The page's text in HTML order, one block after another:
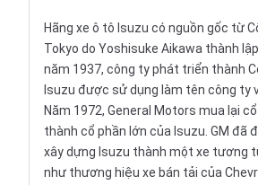
Hãng xe ô tô Isuzu có nguồn gốc từ
Tokyo do Yoshisuke Aikawa thành
năm 1937, công ty phát triển thành
Isuzu được sử dụng làm tên công ty
Năm 1972, General Motors mua lại
thành cổ phần lớn của Isuzu. GM đã
xây dựng Isuzu thành một xe tương
như thương hiệu xe bán tải của